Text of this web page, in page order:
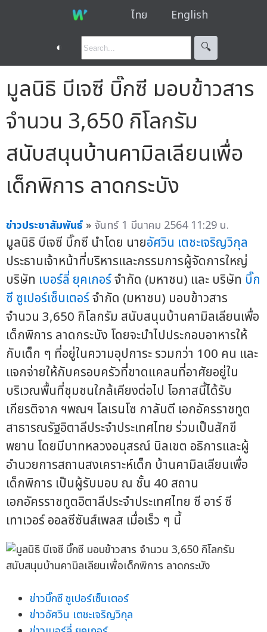
ไทย English
◐ 🔍︎
มูลนิธิ บีเจซี บิ๊กซี มอบข้าวสาร
จำนวน 3,650 กิโลกรัม
สนับสนุนบ้านคามิลเลียนเพื่อ
เด็กพิการ ลาดกระบัง
ข่าวประชาสัมพันธ์ » จันทร์ 1 มีนาคม 2564 11:29 น.
มูลนิธิ บีเจซี บิ๊กซี นำโดย นายอัศวิน เตชะเจริญวิกุล
ประธานเจ้าหน้าที่บริหารและกรรมการผู้จัดการใหญ่
บริษัท เบอร์ลี่ ยุคเกอร์จำกัด (มหาชน) และ บริษัท บิ๊ก
ซี ซูเปอร์เซ็นเตอร์จำกัด (มหาชน) มอบข้าวสาร
จำนวน 3,650 กิโลกรัม สนับสนุนบ้านคามิลเลียนเพื่อ
เด็กพิการ ลาดกระบัง โดยจะนำไปประกอบอาหารให้
กับเด็ก ๆ ที่อยู่ในความอุปการะ รวมกว่า 100 คน และ
แจกจ่ายให้กับครอบครัวที่ขาดแคลนที่อาศัยอยู่ใน
บริเวณพื้นที่ชุมชนใกล้เคียงต่อไป โอกาสนี้ได้รับ
เกียรติจาก ฯพณฯ โลเรนโซ กาลันตี เอกอัครราชทูต
สาธารณรัฐอิตาลีประจำประเทศไทย ร่วมเป็นสักขี
พยาน โดยมีบาทหลวงอนุสรณ์ นิลเขต อธิการและผู้
อำนวยการสถานสงเคราะห์เด็ก บ้านคามิลเลียนเพื่อ
เด็กพิการ เป็นผู้รับมอบ ณ ชั้น 40 สถาน
เอกอัครราชทูตอิตาลีประจำประเทศไทย ซี อาร์ ซี
เทาเวอร์ ออลซีซันส์เพลส เมื่อเร็ว ๆ นี้
ข่าวบิ๊กซี ซูเปอร์เซ็นเตอร์
ข่าวอัศวิน เตชะเจริญวิกุล